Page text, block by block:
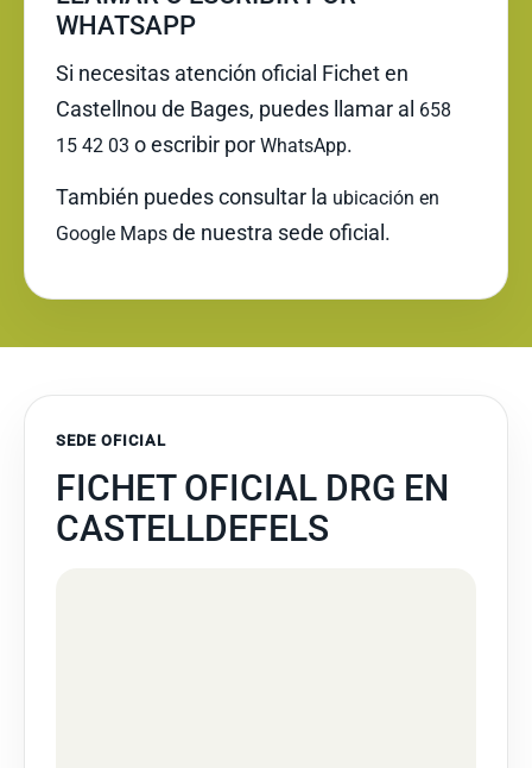
WHATSAPP
Si necesitas atención oficial Fichet en
Castellnou de Bages, puedes llamar al 658
15 42 03 o escribir por WhatsApp.
También puedes consultar la ubicación en
Google Maps de nuestra sede oficial.
SEDE OFICIAL
FICHET OFICIAL DRG EN
CASTELLDEFELS